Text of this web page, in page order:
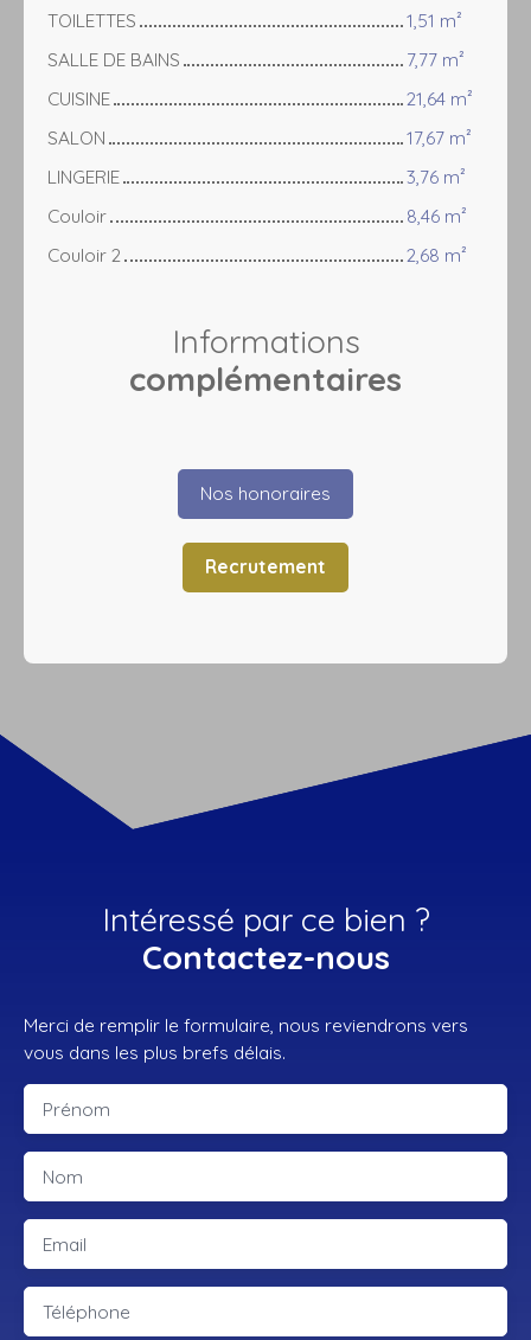
TOILETTES
1,51 m²
SALLE DE BAINS
7,77 m²
CUISINE
21,64 m²
SALON
17,67 m²
LINGERIE
3,76 m²
Couloir
8,46 m²
Couloir 2
2,68 m²
Informations
complémentaires
Nos honoraires
Recrutement
Intéressé par ce bien ?
Contactez-nous
Merci de remplir le formulaire, nous reviendrons vers
vous dans les plus brefs délais.
Prénom
Nom
Email
Téléphone